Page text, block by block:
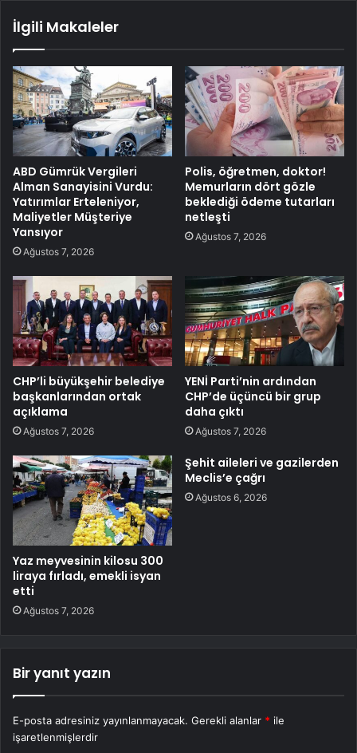
İlgili Makaleler
ABD Gümrük Vergileri
Alman Sanayisini Vurdu:
Yatırımlar Erteleniyor,
Maliyetler Müşteriye
Yansıyor
Ağustos 7, 2026
Polis, öğretmen, doktor!
Memurların dört gözle
beklediği ödeme tutarları
netleşti
Ağustos 7, 2026
CHP’li büyükşehir belediye
başkanlarından ortak
açıklama
Ağustos 7, 2026
YENİ Parti’nin ardından
CHP’de üçüncü bir grup
daha çıktı
Ağustos 7, 2026
Yaz meyvesinin kilosu 300
liraya fırladı, emekli isyan
etti
Ağustos 7, 2026
Şehit aileleri ve gazilerden
Meclis’e çağrı
Ağustos 6, 2026
Bir yanıt yazın
E-posta adresiniz yayınlanmayacak. Gerekli alanlar * ile
işaretlenmişlerdir